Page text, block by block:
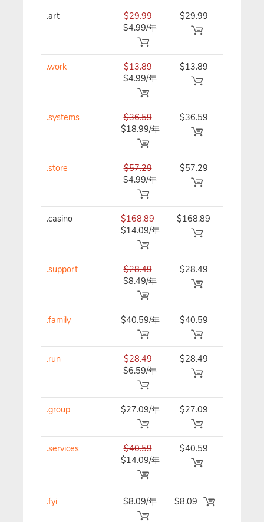
.art
$29.99
$4.99/年
$29.99
.work
$13.89
$4.99/年
$13.89
.systems
$36.59
$18.99/年
$36.59
.store
$57.29
$4.99/年
$57.29
.casino
$168.89
$14.09/年
$168.89
.support
$28.49
$8.49/年
$28.49
.family $40.59/年 $40.59
.run
$28.49
$6.59/年
$28.49
.group $27.09/年 $27.09
.services
$40.59
$14.09/年
$40.59
.fyi $8.09/年 $8.09